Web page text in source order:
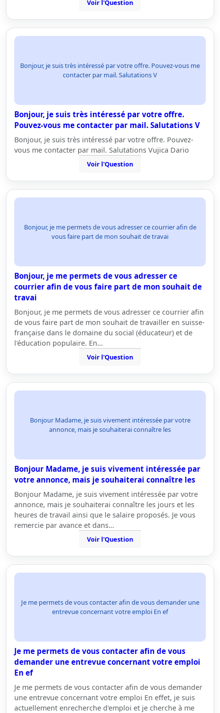
Voir l'Question
Bonjour, je suis très intéressé par votre offre. Pouvez-vous me
contacter par mail. Salutations V
Bonjour, je suis très intéressé par votre offre.
Pouvez-vous me contacter par mail. Salutations V
Bonjour, je suis très intéressé par votre offre. Pouvez-
vous me contacter par mail. Salutations Vujica Dario
Voir l'Question
Bonjour, je me permets de vous adresser ce courrier afin de
vous faire part de mon souhait de travai
Bonjour, je me permets de vous adresser ce
courrier afin de vous faire part de mon souhait de
travai
Bonjour, je me permets de vous adresser ce courrier afin
de vous faire part de mon souhait de travailler en suisse-
française dans le domaine du social (éducateur) et de
l'éducation populaire. En…
Voir l'Question
Bonjour Madame, je suis vivement intéressée par votre
annonce, mais je souhaiterai connaître les
Bonjour Madame, je suis vivement intéressée par
votre annonce, mais je souhaiterai connaître les
Bonjour Madame, je suis vivement intéressée par votre
annonce, mais je souhaiterai connaître les jours et les
heures de travail ainsi que le salaire proposés. Je vous
remercie par avance et dans…
Voir l'Question
Je me permets de vous contacter afin de vous demander une
entrevue concernant votre emploi En ef
Je me permets de vous contacter afin de vous
demander une entrevue concernant votre emploi
En ef
Je me permets de vous contacter afin de vous demander
une entrevue concernant votre emploi En effet, je suis
actuellement enrecherche d'emploi et je cherche à me